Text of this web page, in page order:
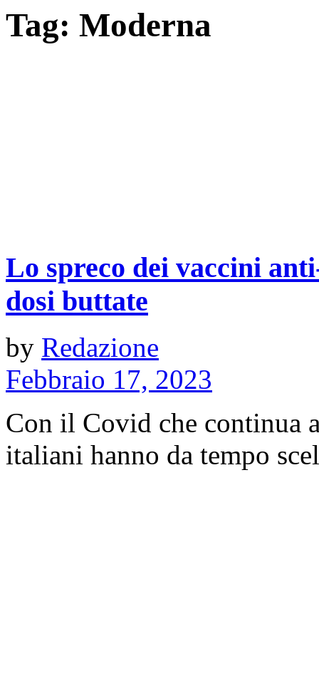
Tag: Moderna
Lo spreco dei vaccini
dosi buttate
by Redazione
Febbraio 17, 2023
Con il Covid che continua
italiani hanno da tempo